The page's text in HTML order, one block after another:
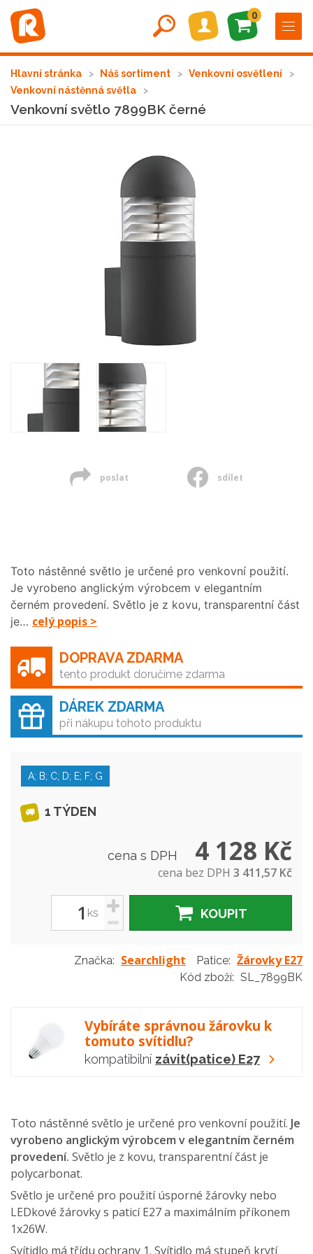
0
Hlavní stránka Náš sortiment
Venkovní osvětlení
Venkovní nástěnná světla
Venkovní světlo 7899BK černé
poslat sdílet
Toto nástěnné světlo je určené pro venkovní použití.
Je vyrobeno anglickým výrobcem v elegantním
černém provedení. Světlo je z kovu, transparentní část
je… celý popis >
DOPRAVA ZDARMA
tento produkt doručíme zdarma
DÁREK ZDARMA
při nákupu tohoto produktu
A; B; C; D; E; F; G
1 TÝDEN
cena s DPH 4 128 Kč
cena bez DPH 3 411,57 Kč
ks
+
-
KOUPIT
Značka: Searchlight Patice: Žárovky E27
Kód zboží: SL_7899BK
Vybíráte správnou žárovku k
tomuto svítidlu?
kompatibilní závit(patice) E27
Toto nástěnné světlo je určené pro venkovní použití. Je
vyrobeno anglickým výrobcem v elegantním černém
provedení. Světlo je z kovu, transparentní část je
polycarbonat.
Světlo je určené pro použití úsporné žárovky nebo
LEDkové žárovky s paticí E27 a maximálním příkonem
1x26W.
Svítidlo má třídu ochrany 1. Svítidlo má stupeň krytí